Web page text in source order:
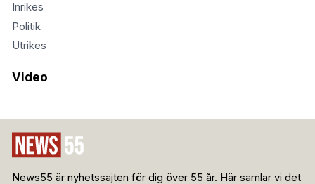
Inrikes
Politik
Utrikes
Video
News55 är nyhetssajten för dig över 55 år. Här samlar vi det